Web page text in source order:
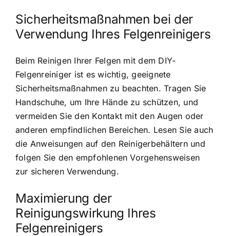
Sicherheitsmaßnahmen bei der
Verwendung Ihres Felgenreinigers
Beim Reinigen Ihrer Felgen mit dem DIY-
Felgenreiniger ist es wichtig, geeignete
Sicherheitsmaßnahmen zu beachten. Tragen Sie
Handschuhe, um Ihre Hände zu schützen, und
vermeiden Sie den Kontakt mit den Augen oder
anderen empfindlichen Bereichen. Lesen Sie auch
die Anweisungen auf den Reinigerbehältern und
folgen Sie den empfohlenen Vorgehensweisen
zur sicheren Verwendung.
Maximierung der
Reinigungswirkung Ihres
Felgenreinigers